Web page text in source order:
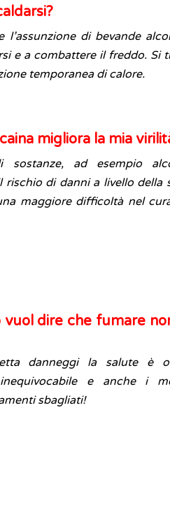
l’assunzione di bevande
e a combattere il freddo. Si
temporanea di calore.
migliora la mia
sostanze, ad esempio
rischio di danni a livello della
maggiore difficoltà nel
vuol dire che fumare
danneggi la salute è
e anche i
sbagliati!